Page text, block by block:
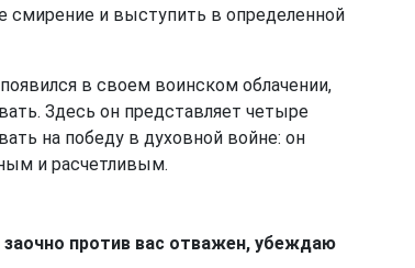
смирение и выступить в определенной
в своем воинском облачении,
Здесь он представляет четыре
на победу в духовной войне: он
и расчетливым.
против вас отважен, убеждаю